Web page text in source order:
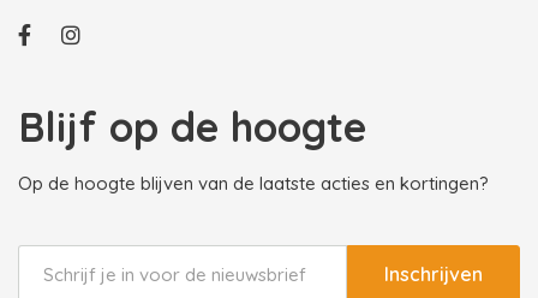
Blijf op de hoogte
Op de hoogte blijven van de laatste acties en kortingen?
Inschrijven